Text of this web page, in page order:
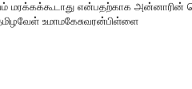
மரக்கக்கூடாது என்பதற்காக
உமாமகேசுவரன்பிள்ளை